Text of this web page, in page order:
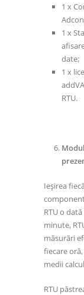
1 x
1 x
date;
1 x
RTU.
Ieşirea
RTU o
minute,
măsurări
fiecare
medii
RTU